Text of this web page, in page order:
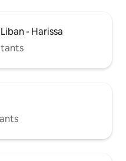
- Harissa